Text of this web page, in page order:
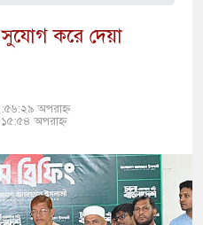
সুযোগ করে দেয়া
অপরাহ্ন
অপরাহ্ন